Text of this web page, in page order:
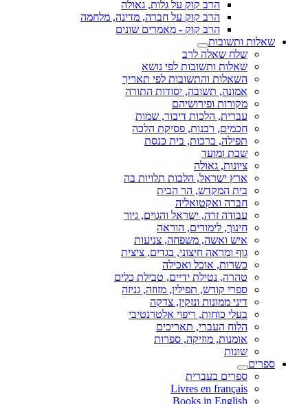
הרב קוק על גלות, גאולה
הרב קוק על חברה, מדינה, מלחמה
הרב קוק - מאמרים שונים
שאלות ותשובות
שלח שאלה לרב
שאלות ותשובות לפי נושא
השאלות והתשובות לפי תאריך
אמונה, תשובה, יסודות התורה
מקורות ופירושיהם
עברית, הלכות דיבור, שמות
חכמים, רבנות, פסיקת הלכה
תפילה, ברכות, בית כנסת
שבת ומועד
ציונות, גאולה
ארץ ישראל, הלכות תלויות בה
בית המקדש, הר הבית
חברה ואקטואליה
עבודה זרה, ישראל והגוים, גיור
חינוך, לימודים, הוראה
איש ואשה, משפחה, צניעות
גוף ומראה חיצוני, בגדים, ציצית
כשרות, אוכל ואכילה
טהרה, נטילת ידיים, טבילת כלים
ספרי קודש, תפילין, מזוזה, גניזה
דיני ממונות ונזקין, צדקה
בעלי כוחות, ריפוי אלטרנטיבי
הלוח העברי, תאריכים
אומנות, מוזיקה, ספרות
שונות
ספרים
ספרים בעברית
Livres en français
Books in English